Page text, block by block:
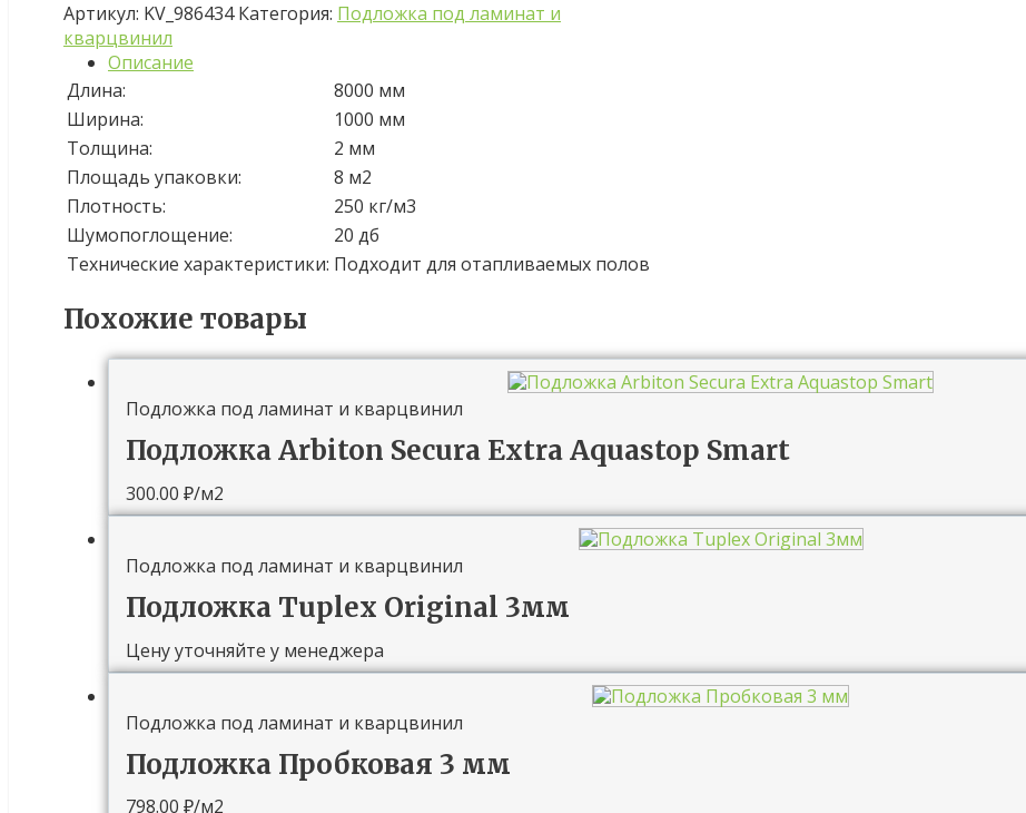
Артикул: KV_986434 Категория: Подложка под ламинат и
кварцвинил
Описание
Длина:
8000 мм
Ширина:
1000 мм
Толщина:
2 мм
Площадь упаковки:
8 м2
Плотность:
250 кг/м3
Шумопоглощение:
20 дб
Технические характеристики: Подходит для отапливаемых полов
Похожие товары
Подложка под ламинат и кварцвинил
Подложка Arbiton Secura Extra Aquastop Smart
300.00 ₽/м2
Подложка под ламинат и кварцвинил
Подложка Tuplex Original 3мм
Цену уточняйте у менеджера
Подложка под ламинат и кварцвинил
Подложка Пробковая 3 мм
798.00 ₽/м2